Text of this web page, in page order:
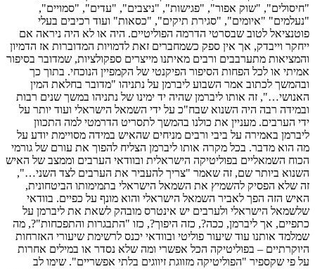
"חיסולים", "שוק אפור", "פגישות", "ניצבים", "עדים", "סמויים",
"נעלמים" "איומים", "סגירת תיקים", "כסאות" ועוד רכיבים בעלי
פוטנציאל לטוב שבסרטי הדרמה הפוליטיים. היה או לא היה ניראה אם
ייחקר וייבדק, אך אין ספק כשמחברים זאת לדמויות המדוברות אז הדמיון
והמציאות מתערבבים ורבים מאיתנו מייצרים ספקולציות, שמדובר בסיפור
אמיתי או לכל הפחות הסיפור הפיקנטי של הקמפיין הנוכחי. בתוך כך
ובהמשך לכתוב אמר השבוע ליברמן על נתניהו "מדובר בחלאת המין
האנושי…", זה אותו ליברמן שהיה יד ימינו של נתניהו במשך שנים רבות
ובמידה רבה היה השנוא שבח"כ על ידי השמאל הישראלי ועוד יותר על
ידי הערבים. מעניין את כולנו בהמשך לתסריט הדרמטי למה התכוון
ליברמן באמירה על ביבי ורבים מניחים שהאיש במידה מסויימת יודע על
מה הוא מדבר. בכל מקרה אותו ליברמן הצליח להפוך את עורם של גורמי
הכוח השמאליים בפוליטיקה הישראלית ובוודאי הערבים וממצב של האיש
השנוא ביותר שם, זה שאמר "צריך להעביר את הערבים לצד השני…",
זה שלא הפסיק להשמיץ את השמאל הישראלי בתמימותו הביטחונית,
האיש הזה הפך לאביר השמאל הישראלי והוא מונף על כפיים. בוודאי
שלשמאל הישראלי ולערבים יש אינטרס מובהק לשאת את ליברמן על
כתפיים, אך ליברמן, ככה?, כזה היפוך?, כזו "התבגרות והתפכחות"?, מה
שמלמד אותנו עוד שיעור פוליטי ובוודאי יכנס לרשימת שיעורי האזרחות
היוקרתיים – בפוליטיקה הכל אפשרי ומה שלא נסדר או במילים אחרות
על פי שקספיר "הפוליטיקה מזווגת זיווגים בלתי אפשריים". שימו לב